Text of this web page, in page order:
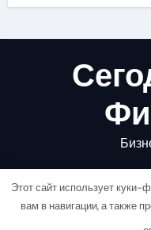
Этот сайт использует куки-
вам в навигации, а также